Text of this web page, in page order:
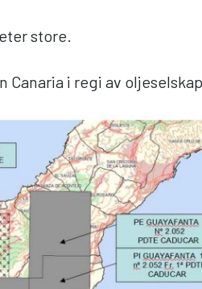
store.
i regi av